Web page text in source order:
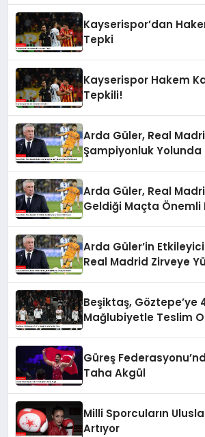
Kayserispor’dan
Tepki
Kayserispor Hakem
Tepkili!
Arda Güler, Real
Şampiyonluk Yolunda
Arda Güler, Real
Geldiği Maçta Önemli
Arda Güler’in
Real Madrid Zirveye
Beşiktaş, Göztepe’ye
Mağlubiyetle Teslim
Güreş
Taha Akgül
Milli Sporcuların
Artıyor